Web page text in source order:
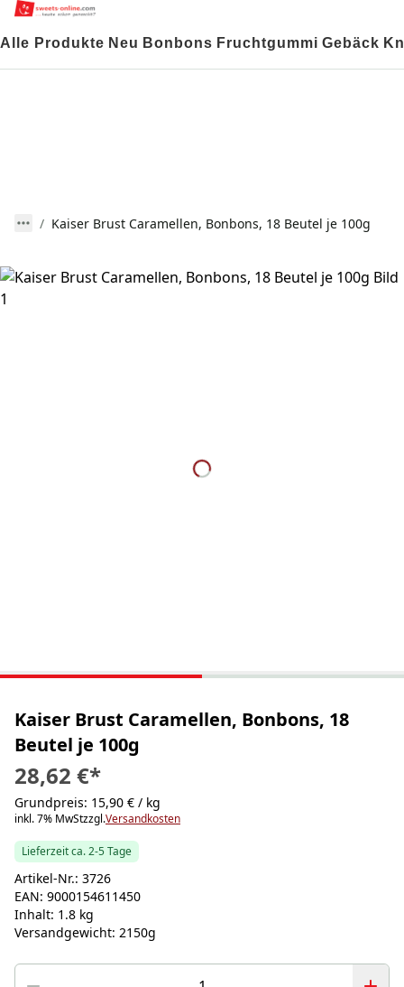
Alle Produkte Neu Bonbons Fruchtgummi Gebäck
Kaiser Brust Caramellen, Bonbons, 18 Beutel je 100g
Kaiser Brust Caramellen, Bonbons, 18
Beutel je 100g
28,62 €*
Grundpreis: 15,90 € / kg
inkl. 7% MwStzzgl.Versandkosten
Lieferzeit ca. 2-5 Tage
Artikel-Nr.: 3726
EAN: 9000154611450
Inhalt: 1.8 kg
Versandgewicht: 2150g